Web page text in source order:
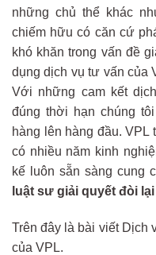
những chủ thể khác
chiếm hữu có căn cứ
khó khăn trong vấn đề
dụng dịch vụ tư vấn của
Với những cam kết
đúng thời hạn chúng
hàng lên hàng đầu.
có nhiều năm kinh
kế luôn sẵn sàng cung
luật sư giải quyết đòi
Trên đây là bài viết Dịch
của VPL.